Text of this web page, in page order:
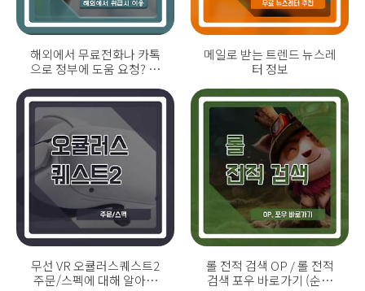
해외에서 무료전화나 카톡
으로 정부에 도움 요청? 외
메일로 받는 트렌드 뉴스레
터 정보
무선 VR 오큘러스퀘스트2
주문/스펙에 대해 알아보
롤 전적 검색 OP / 롤 전적
검색 포우 바로가기 (순위